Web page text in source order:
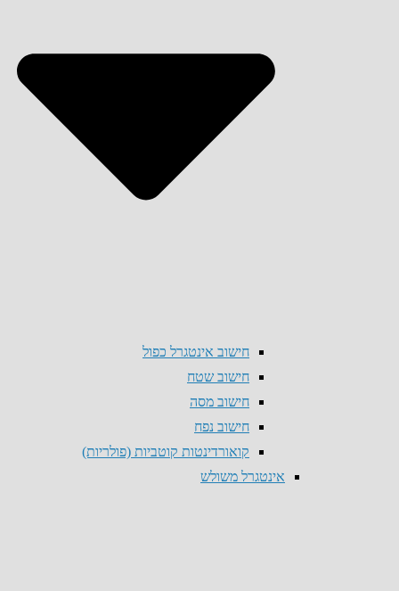
חישוב אינטגרל כפול
חישוב שטח
חישוב מסה
חישוב נפח
קואורדינטות קוטביות (פולריות)
אינטגרל משולש